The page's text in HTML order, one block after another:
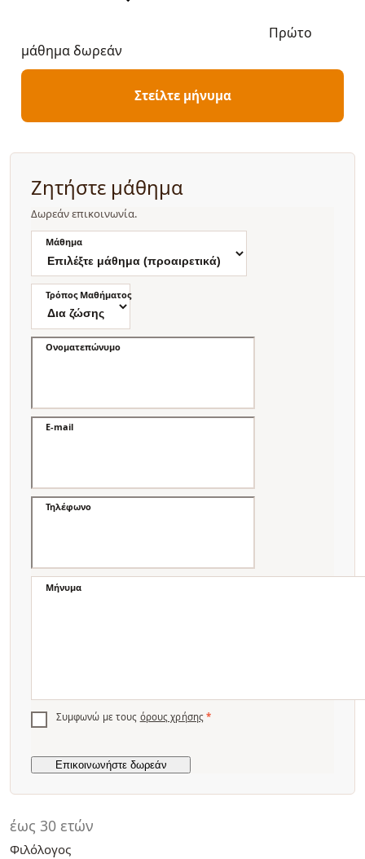
έως 30 ετών
Φιλόλογος
Πρώτο
μάθημα δωρεάν
Στείλτε μήνυμα
Ζητήστε μάθημα
Δωρεάν επικοινωνία.
Μάθημα
Τρόπος Μαθήματος
Ονοματεπώνυμο
E-mail
Τηλέφωνο
Μήνυμα
Συμφωνώ με τους όρους χρήσης *